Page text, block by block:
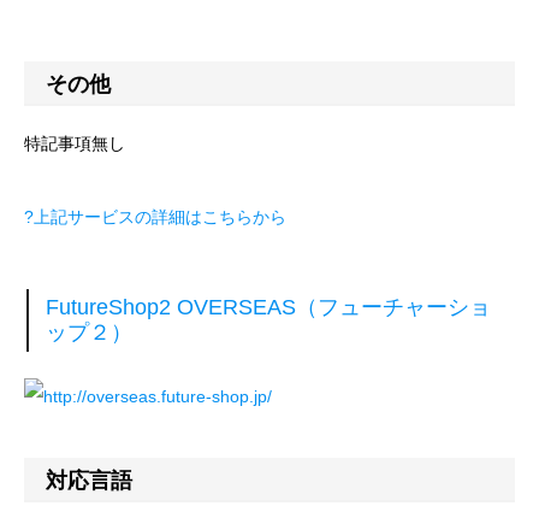
その他
特記事項無し
?上記サービスの詳細はこちらから
FutureShop2 OVERSEAS（フューチャーショ
ップ２）
対応言語